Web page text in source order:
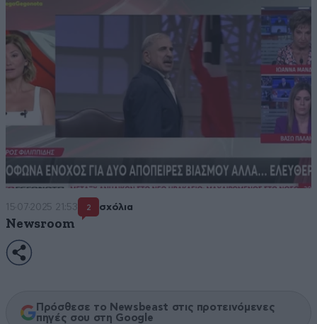
15·07·2025 21:53 2 σχόλια
Newsroom
Πρόσθεσε το Newsbeast στις προτεινόμενες
πηγές σου στη Google